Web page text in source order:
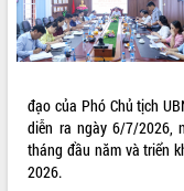
SỞ, BAN, NGÀNH
THÔNG TIN CHỈ ĐẠO ĐIỀU
HỆ THỐNG VĂN BẢN
đạo của Phó Chủ tịch
diễn ra ngày 6/7/2026,
tháng đầu năm và triển
2026.